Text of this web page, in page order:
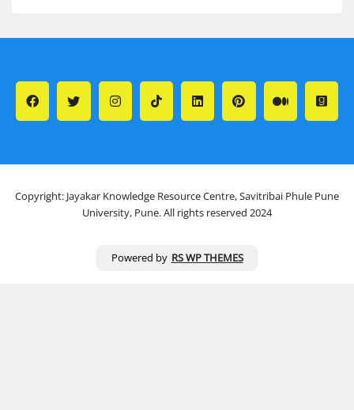
Copyright: Jayakar Knowledge Resource Centre, Savitribai Phule Pune
University, Pune. All rights reserved 2024
Powered by RS WP THEMES